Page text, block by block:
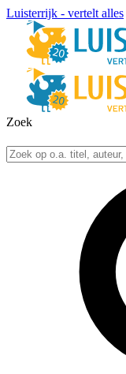
Luisterrijk - vertelt alles
Zoek